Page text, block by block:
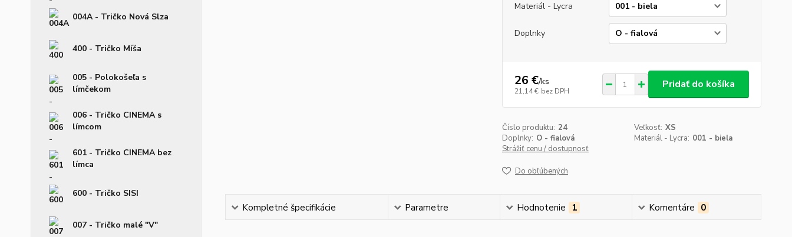
004A - Tričko Nová Slza
400 - Tričko Míša
005 - Polokošeľa s
límčekom
006 - Tričko CINEMA s
límcom
601 - Tričko CINEMA bez
límca
600 - Tričko SISI
007 - Tričko malé "V"
Materiál - Lycra
Doplnky
26 €/ks
21,14 € bez DPH
Pridať do košíka
Číslo produktu: 24 Veľkosť: XS
Doplnky: O - fialová Materiál - Lycra: 001 - biela
Strážiť cenu / dostupnosť
Do obľúbených
Kompletné špecifikácie Parametre Hodnotenie 1 Komentáre 0